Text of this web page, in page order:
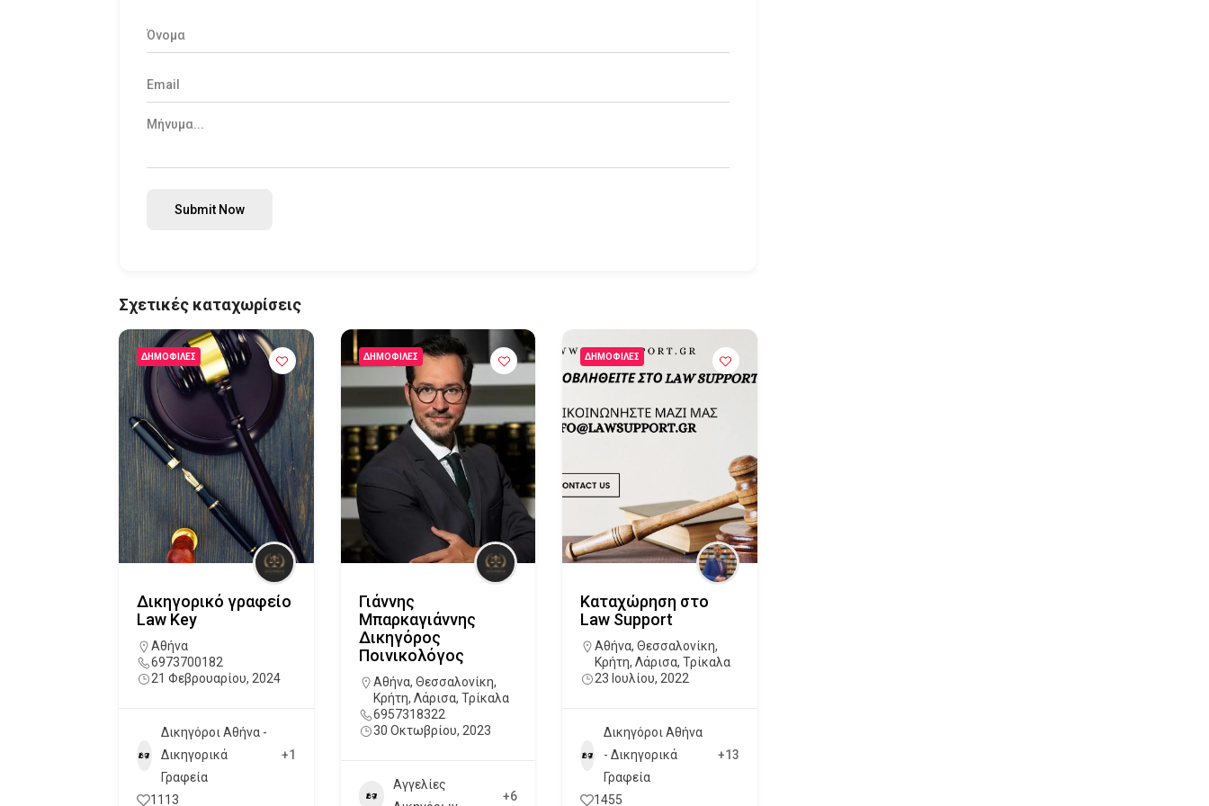
Submit Now
Σχετικές καταχωρίσεις
ΔΗΜΟΦΙΛΈΣ
Δικηγορικό γραφείο
Law Key
Αθήνα
6973700182
21 Φεβρουαρίου, 2024
Δικηγόροι Αθήνα -
Δικηγορικά
Γραφεία
+1
1113
ΔΗΜΟΦΙΛΈΣ
Γιάννης
Μπαρκαγιάννης
Δικηγόρος
Ποινικολόγος
Αθήνα, Θεσσαλονίκη,
Κρήτη, Λάρισα, Τρίκαλα
6957318322
30 Οκτωβρίου, 2023
Αγγελίες
+6
ΔΗΜΟΦΙΛΈΣ
Καταχώρηση στο
Law Support
Αθήνα,Θεσσαλονίκη,
Κρήτη,Λάρισα,Τρίκαλα
23 Ιουλίου, 2022
Δικηγόροι Αθήνα
- Δικηγορικά
Γραφεία
+13
1455